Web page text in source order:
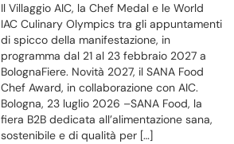
Il Villaggio AIC, la Chef Medal e le World
IAC Culinary Olympics tra gli appuntamenti
di spicco della manifestazione, in
programma dal 21 al 23 febbraio 2027 a
BolognaFiere. Novità 2027, il SANA Food
Chef Award, in collaborazione con AIC.
Bologna, 23 luglio 2026 –SANA Food, la
fiera B2B dedicata all’alimentazione sana,
sostenibile e di qualità per […]